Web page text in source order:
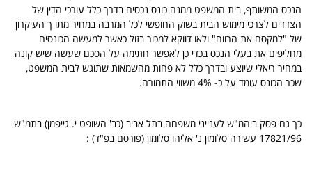
הנכס המשותף, בית המשפט ממנה כונס נכסים בדרך כלל עורכי הדין של
הצדדים לצרכי מימוש הבית בשוק החופשי לכל המרבה במחיר מתו ך העיקרון
של "למקסם את הרווח" ולאו דווקא למכור בזול כאשר למעשה הכונסים
מחליפים את בעלי הנכס בכדי כן לאפשר חתימה על הסכם שעשה שיש קונה
במחיר ריאלי שיוצע ובדרך כלל לא פחות מהשמאות שתוגש לבית המשפט,
שכר הכונס עומד על כ- 4% משווי התמורה.
כך גם פסק ביהמ"ש לענייני משפחה בתל אביב (כב' השופט י. גייפמן) בתמ"ש
17821/96 עשירה סלומון נ' אליהו סלומון (פורסם בפ"ד) :